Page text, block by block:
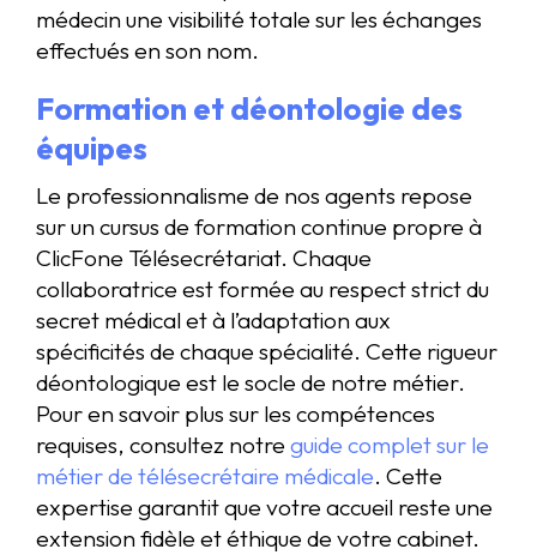
médecin une visibilité totale sur les échanges
effectués en son nom.
Formation et déontologie des
équipes
Le professionnalisme de nos agents repose
sur un cursus de formation continue propre à
ClicFone Télésecrétariat. Chaque
collaboratrice est formée au respect strict du
secret médical et à l’adaptation aux
spécificités de chaque spécialité. Cette rigueur
déontologique est le socle de notre métier.
Pour en savoir plus sur les compétences
requises, consultez notre guide complet sur le
métier de télésecrétaire médicale. Cette
expertise garantit que votre accueil reste une
extension fidèle et éthique de votre cabinet.